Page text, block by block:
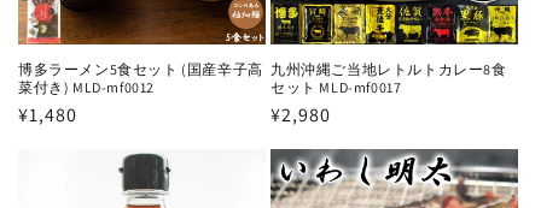
博多ラーメン5食セット (国産辛子高
菜付き) MLD-mf0012
通
¥1,480
九州沖縄ご当地レトルトカレー8食
セット MLD-mf0017
通
価
格
¥2,980